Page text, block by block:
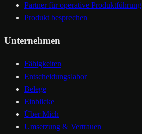
Partner für operative Produktführung
Produkt besprechen
Unternehmen
Fähigkeiten
Entscheidungslabor
Belege
Einblicke
Über Mich
Umsetzung & Vertrauen